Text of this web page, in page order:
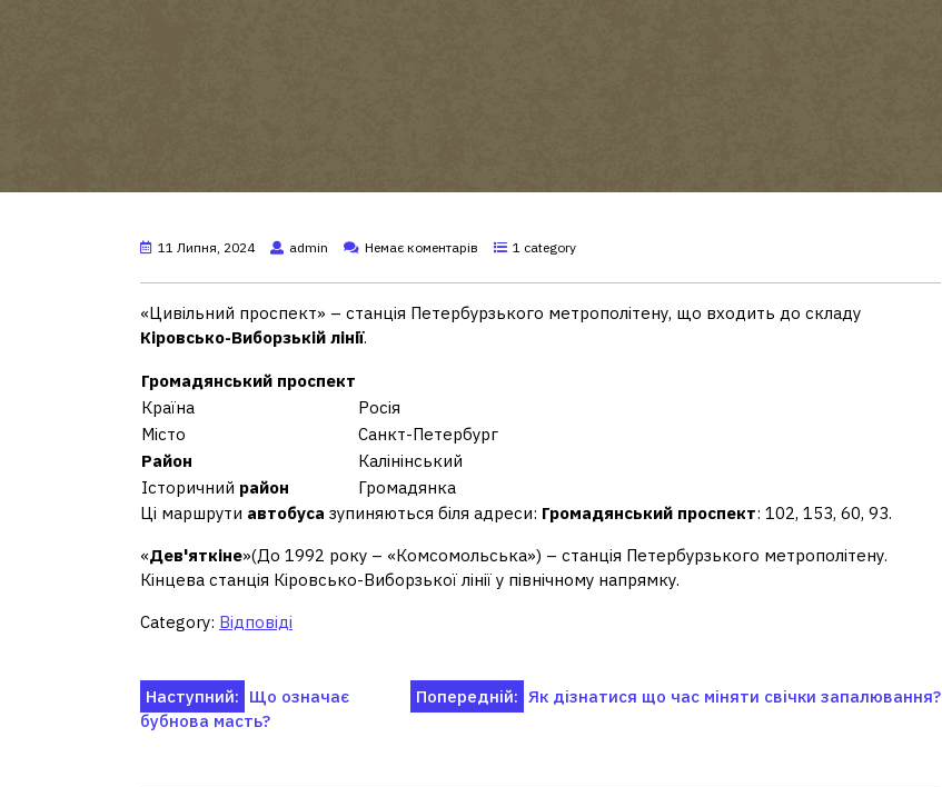
11 Липня, 2024 admin Немає коментарів 1 category
«Цивільний проспект» – станція Петербурзького метрополітену, що входить до складу
Кіровсько-Виборзькій лінії.
Громадянський проспект
Країна
Росія
Місто
Санкт-Петербург
Район
Калінінський
Історичний район
Громадянка
Ці маршрути автобуса зупиняються біля адреси: Громадянський проспект: 102, 153, 60, 93.
«Дев'яткіне»(До 1992 року – «Комсомольська») – станція Петербурзького метрополітену.
Кінцева станція Кіровсько-Виборзької лінії у північному напрямку.
Category: Відповіді
Навігація
Попередній: Як дізнатися що час міняти свічки запалювання?
Наступний: Що означає
бубнова масть?